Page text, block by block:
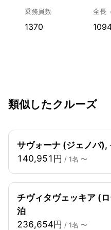
乗務員数
1370
全長
類似したクルーズ
サヴォーナ (ジェノバ),
140,951円 / 1名 〜
チヴィタヴェッキア (
泊
236,654円 / 1名 〜